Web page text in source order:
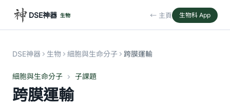
DSE神器 生物 ← 主頁 生物科 App
DSE神器 生物 細胞與生命分子 跨膜運輸
細胞與生命分子 子課題
跨膜運輸